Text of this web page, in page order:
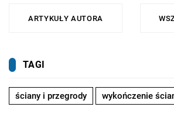
największą pasją.
ARTYKUŁY AUTORA
TAGI
ściany i przegrody wykończenie